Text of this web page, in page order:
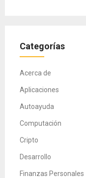
Categorías
Acerca de
Aplicaciones
Autoayuda
Computación
Cripto
Desarrollo
Finanzas Personales